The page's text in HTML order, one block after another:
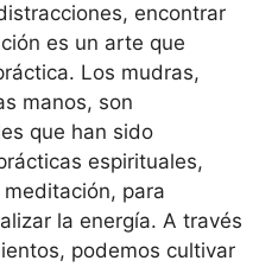
encontrar
es un arte que
Los mudras,
manos, son
que han sido
espirituales,
para
la energía. A través
podemos cultivar